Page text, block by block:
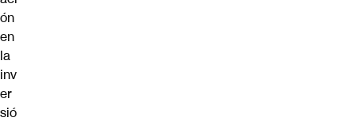
ón
en
la
inv
er
sió